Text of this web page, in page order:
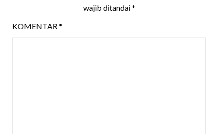
wajib ditandai*
KOMENTAR*